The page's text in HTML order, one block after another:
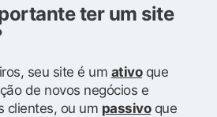
ter um site
seu site é um ativoque
de novos negócios e
clientes, ou um passivoque